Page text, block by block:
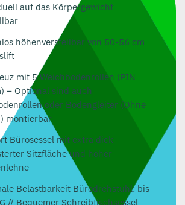
auf das Körpergewicht
höhenverstellbar von 50-56 cm
mit 5 Weichbodenrollen (PIN
– Optional sind auch
oder Bodengleiter (Ohne
montierbar
Bürosessel mit extra dick
Sitzfläche und hoher
Belastbarkeit Bürodrehstuhl: bis
// Bequemer Schreibtischsessel